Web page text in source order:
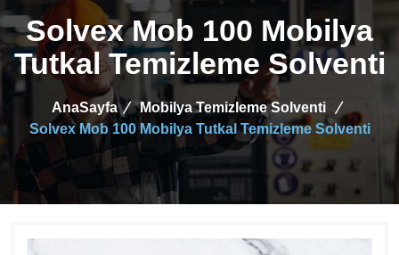
Solvex Mob 100 Mobilya
Tutkal Temizleme Solventi
AnaSayfa
Mobilya Temizleme Solventi
Solvex Mob 100 Mobilya Tutkal Temizleme Solventi